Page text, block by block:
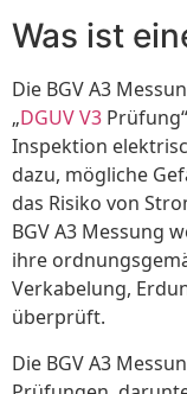
Was ist
Die BGV A3
„DGUV V3
Inspektion
dazu, mögliche
das Risiko von
BGV A3 Messung
ihre
Verkabelung,
überprüft.
Die BGV A3